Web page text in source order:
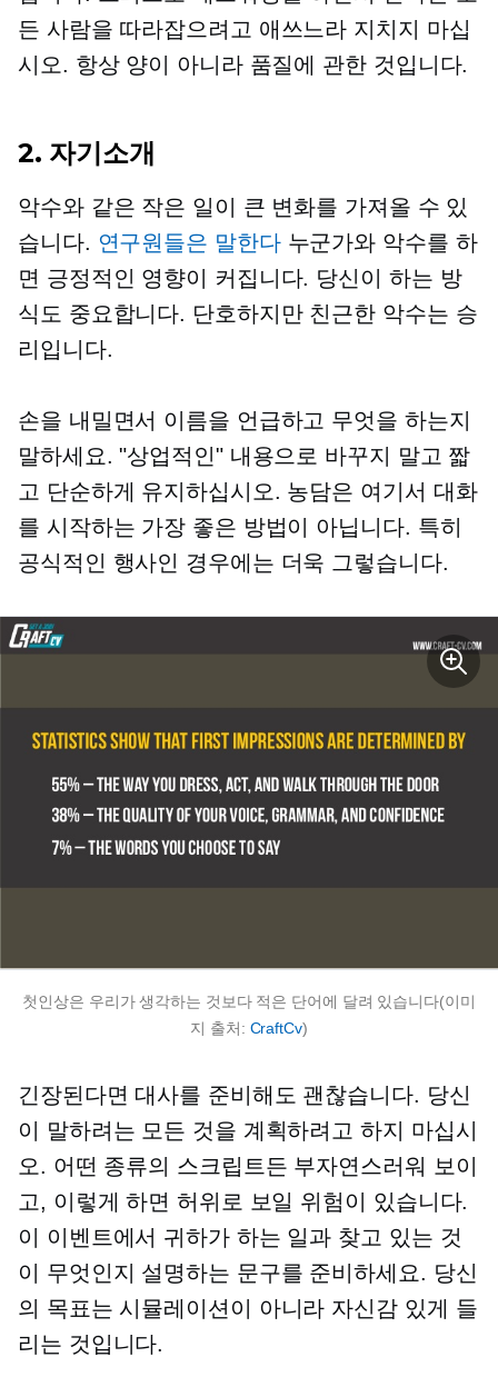
든 사람을 따라잡으려고 애쓰느라 지치지 마십
시오. 항상 양이 아니라 품질에 관한 것입니다.
2. 자기소개
악수와 같은 작은 일이 큰 변화를 가져올 수 있
습니다. 연구원들은 말한다누군가와 악수를 하
면 긍정적인 영향이 커집니다. 당신이 하는 방
식도 중요합니다. 단호하지만 친근한 악수는 승
리입니다.
손을 내밀면서 이름을 언급하고 무엇을 하는지
말하세요. "상업적인" 내용으로 바꾸지 말고 짧
고 단순하게 유지하십시오. 농담은 여기서 대화
를 시작하는 가장 좋은 방법이 아닙니다. 특히
공식적인 행사인 경우에는 더욱 그렇습니다.
첫인상은 우리가 생각하는 것보다 적은 단어에 달려 있습니다(이미
지 출처: CraftCv)
긴장된다면 대사를 준비해도 괜찮습니다. 당신
이 말하려는 모든 것을 계획하려고 하지 마십시
오. 어떤 종류의 스크립트든 부자연스러워 보이
고, 이렇게 하면 허위로 보일 위험이 있습니다.
이 이벤트에서 귀하가 하는 일과 찾고 있는 것
이 무엇인지 설명하는 문구를 준비하세요. 당신
의 목표는 시뮬레이션이 아니라 자신감 있게 들
리는 것입니다.